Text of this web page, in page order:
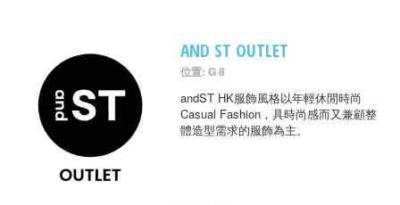
AND ST OUTLET
位置: G 8
andST HK服飾風格以年輕休閒時尚
Casual Fashion，具時尚感而又兼顧整
體造型需求的服飾為主。